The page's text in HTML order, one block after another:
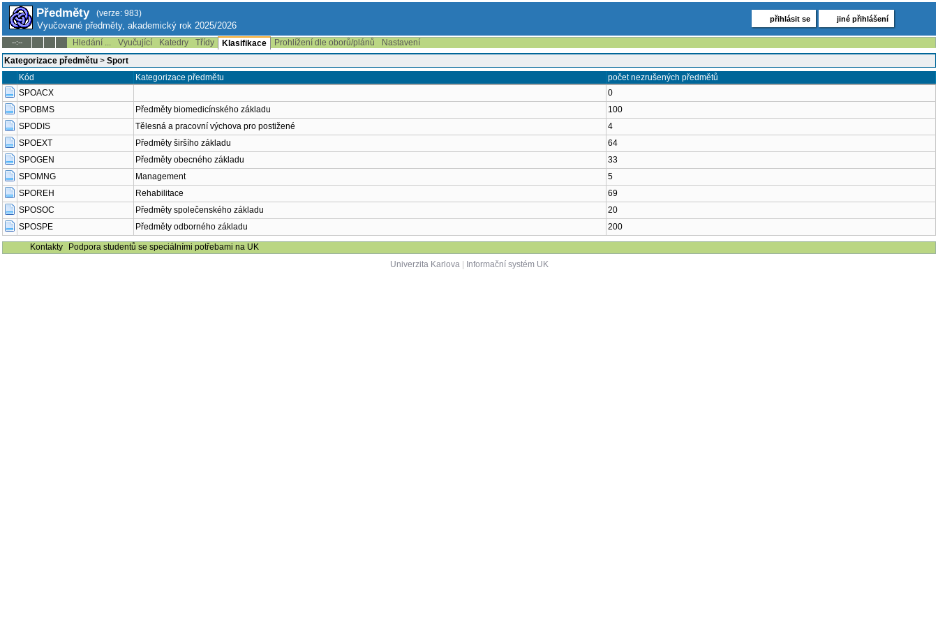
Předměty (verze: 983)
Vyučované předměty, akademický rok 2025/2026
přihlásit se jiné přihlášení
--:-- Hledání ... Vyučující Katedry Třídy Klasifikace Prohlížení dle oborů/plánů
Nastavení
Kategorizace předmětu > Sport
Kód
Kategorizace předmětu
počet nezrušených předmětů
SPOACX
0
SPOBMS
Předměty biomedicínského základu
100
SPODIS
Tělesná a pracovní výchova pro postižené
4
SPOEXT
Předměty širšího základu
64
SPOGEN
Předměty obecného základu
33
SPOMNG
Management
5
SPOREH
Rehabilitace
69
SPOSOC
Předměty společenského základu
20
SPOSPE
Předměty odborného základu 200
Kontakty
Podpora studentů se speciálními potřebami na UK
Univerzita Karlova| Informační systém UK